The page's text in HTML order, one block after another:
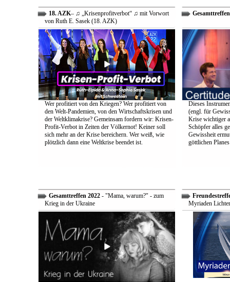
18. AZK– ♫ „Krisenprofitverbot“ ♫ mit Vorwort
von Ruth E. Sasek (18. AZK)
Wer profitiert von den Kriegen? Wer profitiert von
den Welt-Pandemien, von den Wirtschaftskrisen und
der Weltklimakrise? Gemeinsam fordern wir: Krisen-
Profit-Verbot in Zeiten der Völkernot! Keiner soll
sich mehr an der Krise bereichern. Wer weiß, wie
plötzlich dann eine Weltkrise beendet ist.
Dieses
(engl. für
Krise wichtiger
Schöpfer alles
Gewissheit
göttlichen
Gesamttreffen 2022- "Mama, warum?" - zum
Krieg in der Ukraine
Myriaden